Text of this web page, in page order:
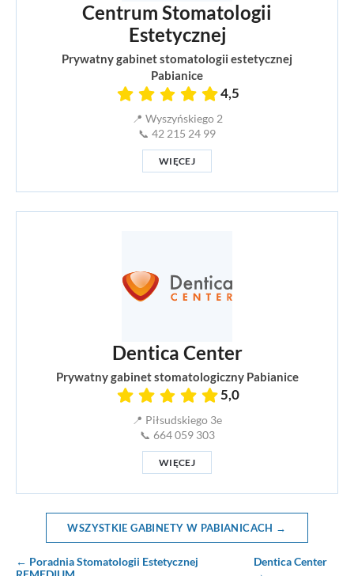
Centrum Stomatologii
Estetycznej
Prywatny gabinet stomatologii estetycznej
Pabianice
4,5
📍 Wyszyńskiego 2
📞 42 215 24 99
WIĘCEJ
Dentica Center
Prywatny gabinet stomatologiczny Pabianice
5,0
📍 Piłsudskiego 3e
📞 664 059 303
WIĘCEJ
WSZYSTKIE GABINETY W PABIANICACH →
← Poradnia Stomatologii Estetycznej
Dentica Center